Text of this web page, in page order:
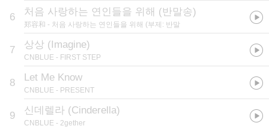
6 처음 사랑하는 연인들을 위해 (반말송)
郑容和 - 처음 사랑하는 연인들을 위해 (부제: 반말
7 상상 (Imagine)
CNBLUE - FIRST STEP
8 Let Me Know
CNBLUE - PRESENT
9 신데렐라 (Cinderella)
CNBLUE - 2gether